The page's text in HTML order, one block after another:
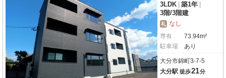
3LDK 築1年
3階/3階建
礼 なし
専有
73.94m²
駐車場
あり
大分市錦町3-7-5
大分駅 徒歩21分